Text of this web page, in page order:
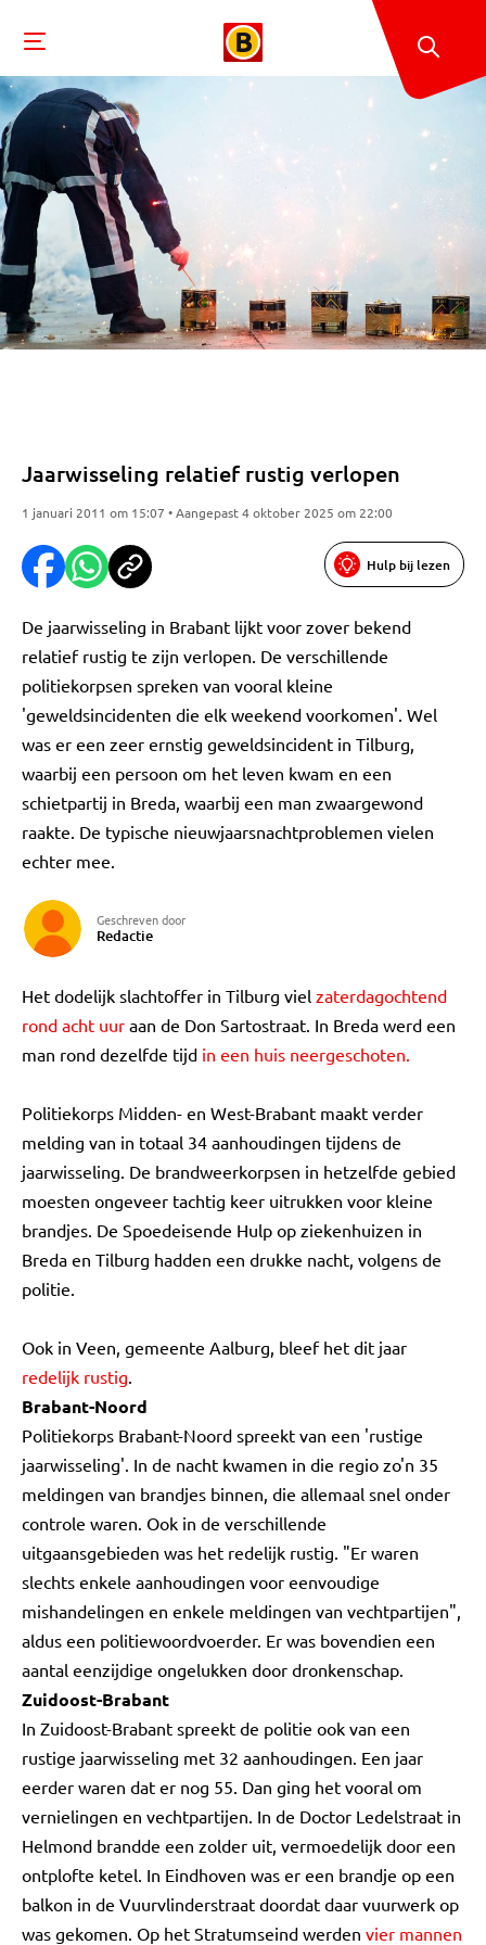
Jaarwisseling relatief rustig verlopen
1 januari 2011 om 15:07 • Aangepast 4 oktober 2025 om 22:00
Hulp bij lezen
De jaarwisseling in Brabant lijkt voor zover bekend
relatief rustig te zijn verlopen. De verschillende
politiekorpsen spreken van vooral kleine
'geweldsincidenten die elk weekend voorkomen'. Wel
was er een zeer ernstig geweldsincident in Tilburg,
waarbij een persoon om het leven kwam en een
schietpartij in Breda, waarbij een man zwaargewond
raakte. De typische nieuwjaarsnachtproblemen vielen
echter mee.
Geschreven door
Redactie
Het dodelijk slachtoffer in Tilburg viel zaterdagochtend
rond acht uur aan de Don Sartostraat. In Breda werd een
man rond dezelfde tijd in een huis neergeschoten.
Politiekorps Midden- en West-Brabant maakt verder
melding van in totaal 34 aanhoudingen tijdens de
jaarwisseling. De brandweerkorpsen in hetzelfde gebied
moesten ongeveer tachtig keer uitrukken voor kleine
brandjes. De Spoedeisende Hulp op ziekenhuizen in
Breda en Tilburg hadden een drukke nacht, volgens de
politie.
Ook in Veen, gemeente Aalburg, bleef het dit jaar
redelijk rustig.
Brabant-Noord
Politiekorps Brabant-Noord spreekt van een 'rustige
jaarwisseling'. In de nacht kwamen in die regio zo'n 35
meldingen van brandjes binnen, die allemaal snel onder
controle waren. Ook in de verschillende
uitgaansgebieden was het redelijk rustig. "Er waren
slechts enkele aanhoudingen voor eenvoudige
mishandelingen en enkele meldingen van vechtpartijen",
aldus een politiewoordvoerder. Er was bovendien een
aantal eenzijdige ongelukken door dronkenschap.
Zuidoost-Brabant
In Zuidoost-Brabant spreekt de politie ook van een
rustige jaarwisseling met 32 aanhoudingen. Een jaar
eerder waren dat er nog 55. Dan ging het vooral om
vernielingen en vechtpartijen. In de Doctor Ledelstraat in
Helmond brandde een zolder uit, vermoedelijk door een
ontplofte ketel. In Eindhoven was er een brandje op een
balkon in de Vuurvlinderstraat doordat daar vuurwerk op
was gekomen. Op het Stratumseind werden vier mannen